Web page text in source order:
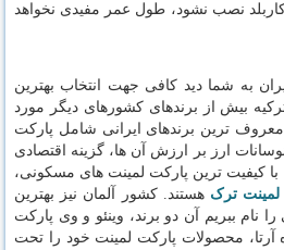
نصب نشود، طول عمر مفیدی نخواهد
به شما دید کافی جهت انتخاب بهترین
بیش از برندهای کشورهای دیگر مورد
معروف ترین برندهای ایرانی شامل پارکت
تاثیر نوسانات ارز بر ارزش آن ها، گزینه اقتصادی
کیفیت ترین پارکت لمینت های مسکونی،
لمینت ترک هستند. کشور آلمان نیز بهترین
نام ببریم آن دو برند، وینئو و وی پارکت
محصولات پارکت لمینت خود را تحت